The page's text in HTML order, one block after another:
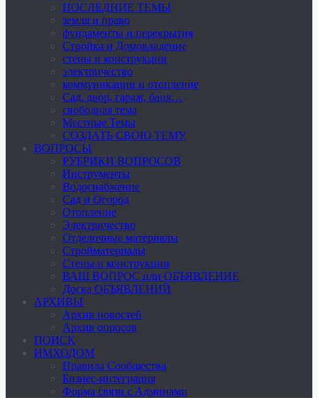
ПОСЛЕДНИЕ ТЕМЫ
земля и право
фундаменты и перекрытия
Стройка и Домовладение
стены и конструкции
электричество
коммуникации и отопление
Cад, двор, гараж, баня…
свободная тема
Местные Темы
СОЗДАТЬ СВОЮ ТЕМУ
ВОПРОСЫ
РУБРИКИ ВОПРОСОВ
Инструменты
Водоснабжение
Сад и Огород
Отопление
Электричество
Отделочные материалы
Стройматериалы
Стены и конструкции
ВАШ ВОПРОС или ОБЪЯВЛЕНИЕ
Доска ОБЪЯВЛЕНИЙ
АРХИВЫ
Архив новостей
Архив опросов
ПОИСК
ИМХОДОМ
Правила Сообщества
Бизнес-интеграция
Форма связи с Админами